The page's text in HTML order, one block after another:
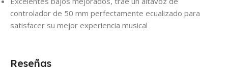
controlador de 50 mm perfectamente ecualizado para
satisfacer su mejor experiencia musical
Reseñas